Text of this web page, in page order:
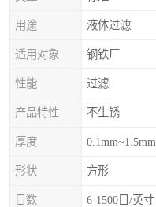
用途 液体过滤
适用对象 钢铁厂
性能 过滤
产品特性 不生锈
厚度 0.1mm~1.5mm
形状 方形
目数 6-1500目/英寸